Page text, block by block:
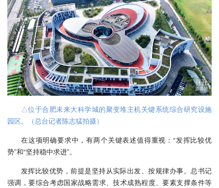
△位于合肥未来大科学城的聚变堆主机关键系统综合研究设施
园区。（总台记者陈志猛拍摄）
在这项明确要求中，有两个关键表述值得重视：“发挥比较优
势”和“坚持稳中求进”。
发挥比较优势，前提是坚持从实际出发、按规律办事。总书记
强调，要综合考虑国家战略需求、技术成熟程度、要素支撑条件等